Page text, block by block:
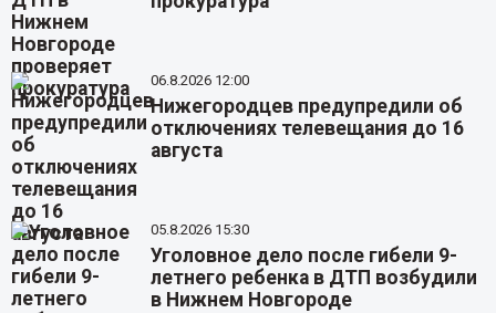
06.8.2026 12:00
Нижегородцев предупредили об
отключениях телевещания до 16
августа
05.8.2026 15:30
Уголовное дело после гибели 9-
летнего ребенка в ДТП возбудили
в Нижнем Новгороде